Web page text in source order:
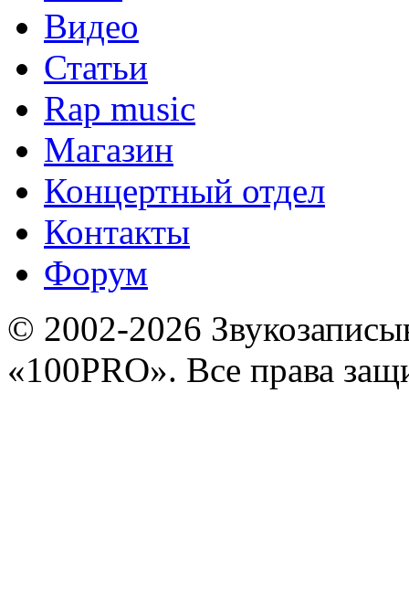
Видео
Статьи
Rap music
Магазин
Концертный отдел
Контакты
Форум
© 2002-2026
«100PRO». Все права